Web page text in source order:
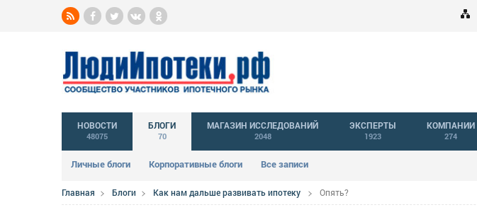
НОВОСТИ
48075
БЛОГИ
70
Личные блоги Корпоративные блоги Все записи
МАГАЗИН ИССЛЕДОВАНИЙ
2048
ЭКСПЕРТЫ
1923
КОМПАНИИ
274
Главная Блоги Как нам дальше развивать ипотеку Опять?